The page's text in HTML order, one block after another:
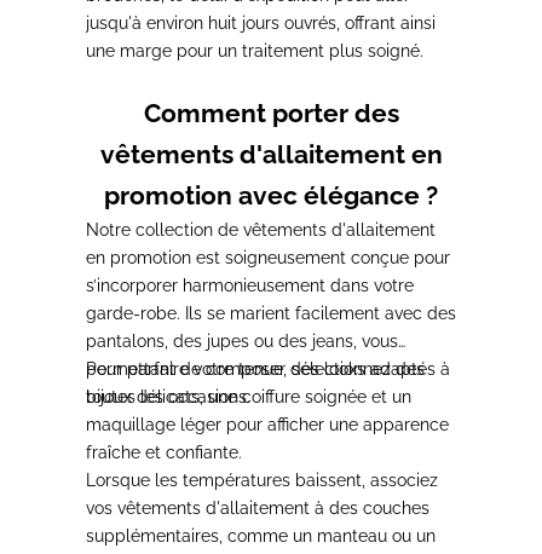
jusqu'à environ huit jours ouvrés , offrant ainsi
une marge pour un traitement plus soigné.
Comment porter des
vêtements d'allaitement en
promotion avec élégance ?
Notre collection de vêtements d'allaitement
en promotion est soigneusement conçue pour
s’incorporer harmonieusement dans votre
garde-robe. Ils se marient facilement avec des
pantalons, des jupes ou des jeans, vous
permettant de composer des looks adaptés à
toutes les occasions.
Pour parfaire votre tenue, sélectionnez des
bijoux délicats, une coiffure soignée et un
maquillage léger pour afficher une apparence
fraîche et confiante.
Lorsque les températures baissent , associez
vos vêtements d'allaitement à des couches
supplémentaires, comme un manteau ou un